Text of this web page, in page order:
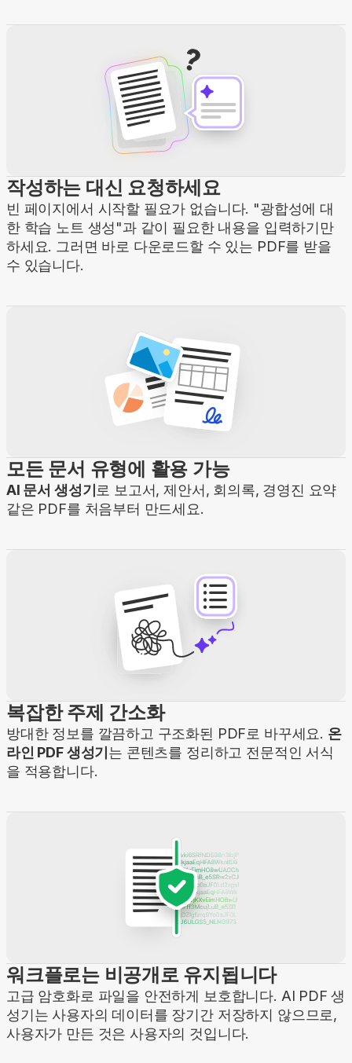
작성하는 대신 요청하세요
빈 페이지에서 시작할 필요가 없습니다. "광합성에 대
한 학습 노트 생성"과 같이 필요한 내용을 입력하기만
하세요. 그러면 바로 다운로드할 수 있는 PDF를 받을
수 있습니다.
모든 문서 유형에 활용 가능
AI 문서 생성기로 보고서, 제안서, 회의록, 경영진 요약
같은 PDF를 처음부터 만드세요.
복잡한 주제 간소화
방대한 정보를 깔끔하고 구조화된 PDF로 바꾸세요. 온
라인 PDF 생성기는 콘텐츠를 정리하고 전문적인 서식
을 적용합니다.
워크플로는 비공개로 유지됩니다
고급 암호화로 파일을 안전하게 보호합니다. AI PDF 생
성기는 사용자의 데이터를 장기간 저장하지 않으므로,
사용자가 만든 것은 사용자의 것입니다.